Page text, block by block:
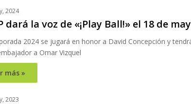
2024
dará la voz de «¡Play Ball!» el 18 de
2024 se jugará en honor a David Concepción y
a Omar Vizquel
más »
2023